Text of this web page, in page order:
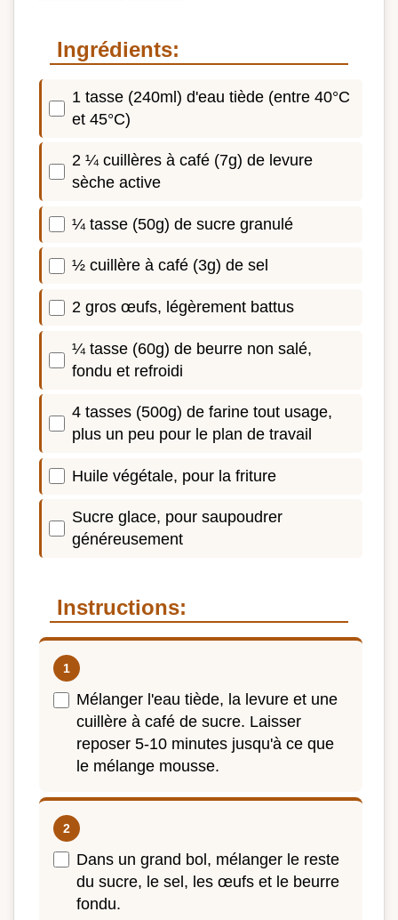
Ingrédients:
1 tasse (240ml) d'eau tiède (entre 40°C
et 45°C)
2 ¼ cuillères à café (7g) de levure
sèche active
¼ tasse (50g) de sucre granulé
½ cuillère à café (3g) de sel
2 gros œufs, légèrement battus
¼ tasse (60g) de beurre non salé,
fondu et refroidi
4 tasses (500g) de farine tout usage,
plus un peu pour le plan de travail
Huile végétale, pour la friture
Sucre glace, pour saupoudrer
généreusement
Instructions:
Mélanger l'eau tiède, la levure et une
cuillère à café de sucre. Laisser
reposer 5-10 minutes jusqu'à ce que
le mélange mousse.
Dans un grand bol, mélanger le reste
du sucre, le sel, les œufs et le beurre
fondu.